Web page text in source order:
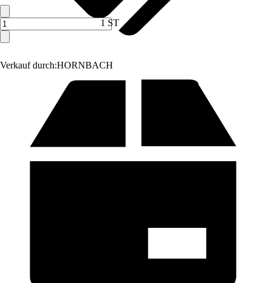
Verkauf durch:HORNBACH
1 ST